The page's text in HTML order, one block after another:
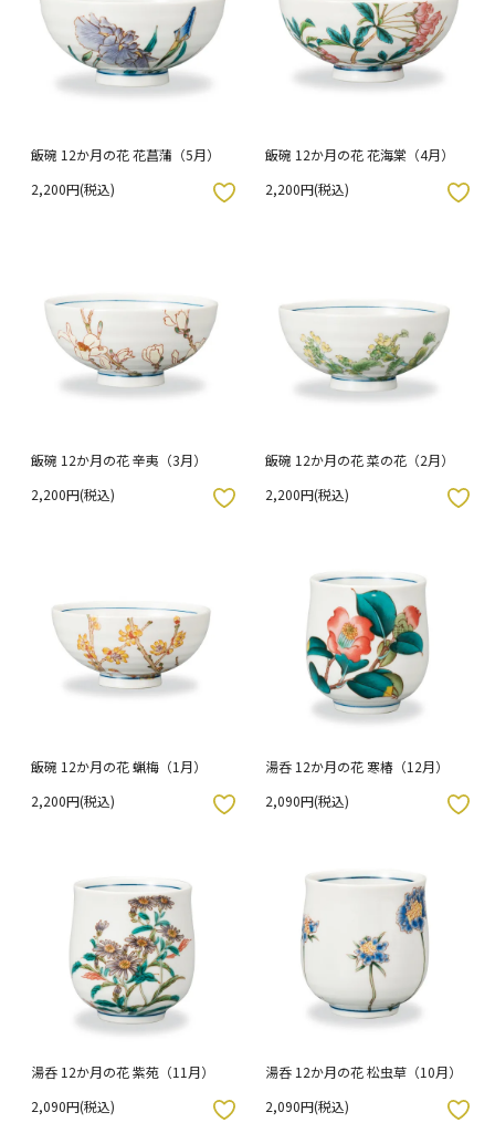
飯碗 12か月の花 花菖蒲（5月）
2,200円(税込)
飯碗 12か月の花 花海棠（4月）
2,200円(税込)
お気に入りボタン
飯碗 12か月の花 辛夷（3月）
2,200円(税込)
飯碗 12か月の花 菜の花（2月）
2,200円(税込)
お気に入りボタン
飯碗 12か月の花 蝋梅（1月）
2,200円(税込)
湯呑 12か月の花 寒椿（12月）
2,090円(税込)
お気に入りボタン
湯呑 12か月の花 紫苑（11月）
2,090円(税込)
湯呑 12か月の花 松虫草（10月）
2,090円(税込)
お気に入りボタン